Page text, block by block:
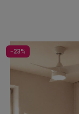
-23%